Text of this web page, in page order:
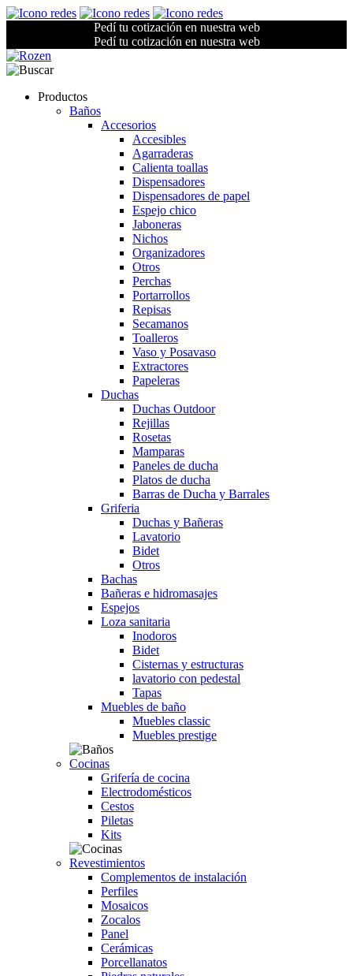
Pedí tu cotización en nuestra web
Pedí tu cotización en nuestra web
Productos
Baños
Accesorios
Accesibles
Agarraderas
Calienta toallas
Dispensadores
Dispensadores de papel
Espejo chico
Jaboneras
Nichos
Organizadores
Otros
Perchas
Portarrollos
Repisas
Secamanos
Toalleros
Vaso y Posavaso
Extractores
Papeleras
Duchas
Duchas Outdoor
Rejillas
Rosetas
Mamparas
Paneles de ducha
Platos de ducha
Barras de Ducha y Barrales
Griferia
Duchas y Bañeras
Lavatorio
Bidet
Otros
Bachas
Bañeras e hidromasajes
Espejos
Loza sanitaria
Inodoros
Bidet
Cisternas y estructuras
lavatorio con pedestal
Tapas
Muebles de baño
Muebles classic
Muebles prestige
Cocinas
Grifería de cocina
Electrodomésticos
Cestos
Piletas
Kits
Revestimientos
Complementos de instalación
Perfiles
Mosaicos
Zocalos
Panel
Cerámicas
Porcellanatos